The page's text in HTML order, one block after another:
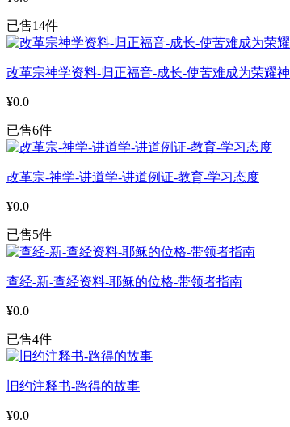
已售14件
改革宗神学资料-归正福音-成长-使苦难成为荣耀神
¥0.0
已售6件
改革宗-神学-讲道学-讲道例证-教育-学习态度
¥0.0
已售5件
查经-新-查经资料-耶稣的位格-带领者指南
¥0.0
已售4件
旧约注释书-路得的故事
¥0.0